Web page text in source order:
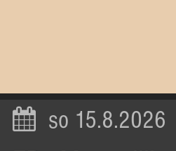
so 15.8.2026